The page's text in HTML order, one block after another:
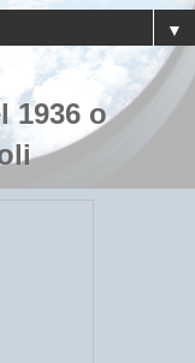
▼
1936 o